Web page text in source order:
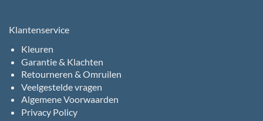
Klantenservice
Kleuren
Garantie & Klachten
Retourneren & Omruilen
Veelgestelde vragen
Algemene Voorwaarden
Privacy Policy